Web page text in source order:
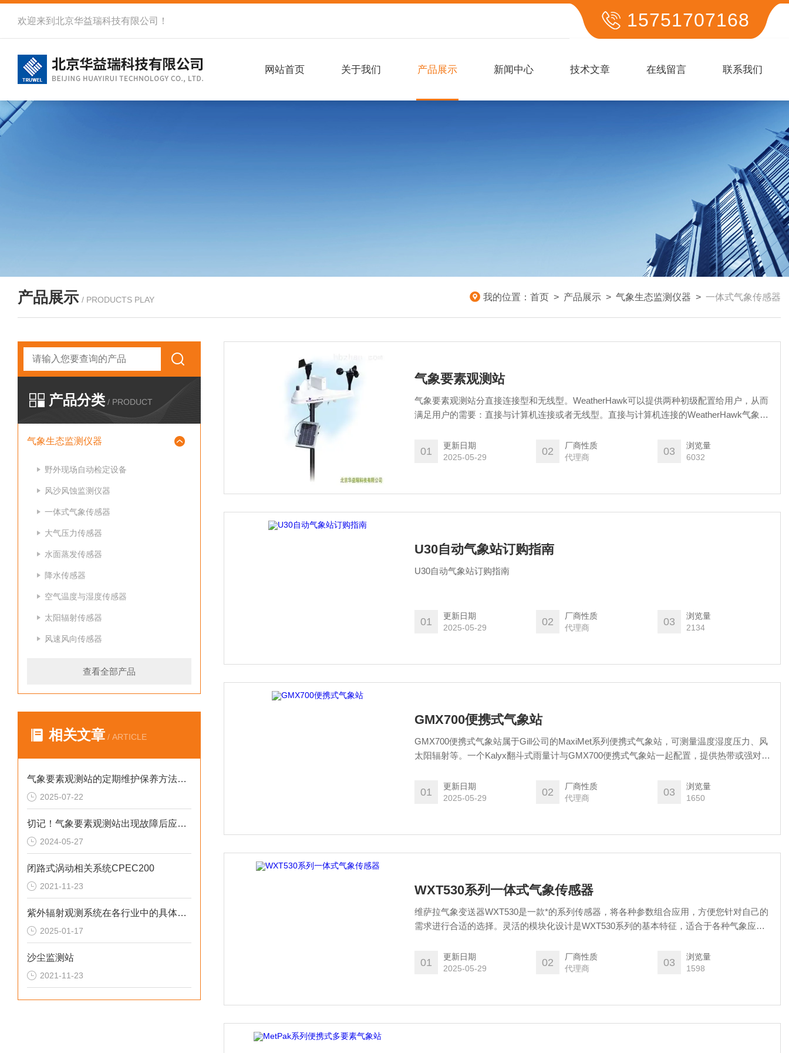
欢迎来到北京华益瑞科技有限公司！ 15751707168
网站首页 关于我们 产品展示 新闻中心 技术文章 在线留言 联系我们
产品展示 / PRODUCTS PLAY 我的位置： 首页 > 产品展示 > 气象生态监测仪器 > 一体式气象传感器
产品分类 / PRODUCT
气象生态监测仪器
野外现场自动检定设备
风沙风蚀监测仪器
一体式气象传感器
大气压力传感器
水面蒸发传感器
降水传感器
空气温度与湿度传感器
太阳辐射传感器
风速风向传感器
查看全部产品
相关文章 / ARTICLE
气象要素观测站的定期维护保养方法分享
2025-07-22
切记！气象要素观测站出现故障后应及时解决
2024-05-27
闭路式涡动相关系统CPEC200
2021-11-23
紫外辐射观测系统在各行业中的具体应用分享
2025-01-17
沙尘监测站
2021-11-23
气象要素观测站
气象要素观测站分直接连接型和无线型。WeatherHawk可以提供两种初级配置给用户，从而
满足用户的需要：直接与计算机连接或者无线型。直接与计算机连接的WeatherHawk气象站
01
更新日期
2025-05-29
02
厂商性质
代理商
03
浏览量
6032
U30自动气象站订购指南
U30自动气象站订购指南
01
更新日期
2025-05-29
02
厂商性质
代理商
03
浏览量
2134
GMX700便携式气象站
GMX700便携式气象站属于Gill公司的MaxiMet系列便携式气象站，可测量温度湿度压力、风
太阳辐射等。一个Kalyx翻斗式雨量计与GMX700便携式气象站一起配置，提供热带或强对流
01
更新日期
2025-05-29
02
厂商性质
代理商
03
浏览量
1650
WXT530系列一体式气象传感器
维萨拉气象变送器WXT530是一款*的系列传感器，将各种参数组合应用，方便您针对自己的
需求进行合适的选择。灵活的模块化设计是WXT530系列的基本特征，适合于各种气象应用
01
更新日期
2025-05-29
02
厂商性质
代理商
03
浏览量
1598